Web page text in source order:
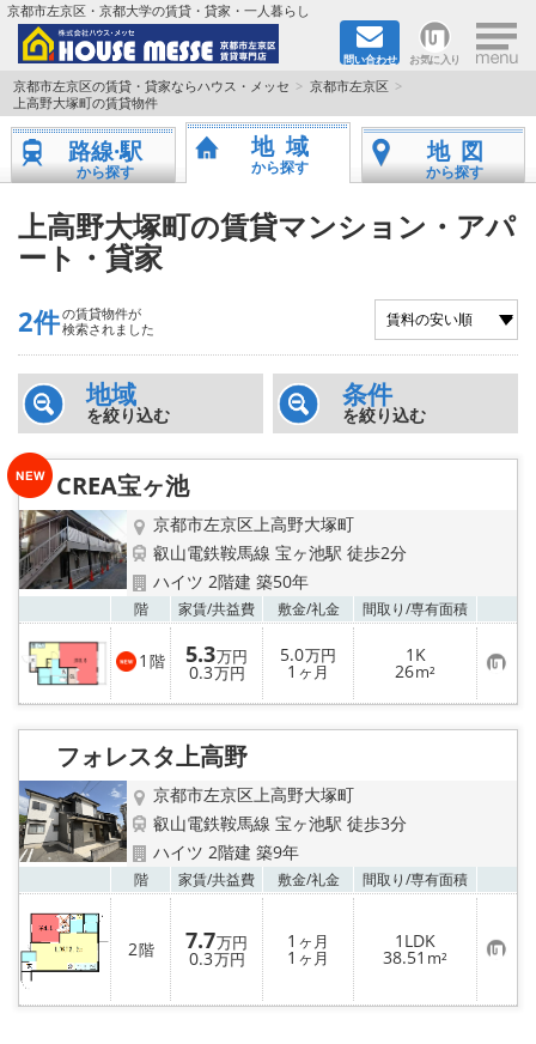
京都市左京区・京都大学の賃貸・貸家・一人暮らし
問い合わせ お気に入り ×
TOPページ
地図から検索
京都大学＆京都芸術大学生さんに
書類DL & 入居者さまへ
家族で住むならマンション？賃家？
一人暮らしの物件特集
ペット相談OKの賃貸！
特選物件
ハウスメーカー施工特集！
路線·駅から探す
スタッフ紹介
賃貸管理の北白川店
店舗情報·アクセス
会社概要
メールでお問い合わせ
京都市左京区の賃貸・貸家ならハウス・メッセ
京都市左京区
上高野大塚町の賃貸物件
路線·駅
から探す
地域
から探す
地図
から探す
上高野大塚町の賃貸マンション・アパ
ート・貸家
2件の賃貸物件が
検索されました
地域
を絞り込む
条件
を絞り込む
CREA宝ヶ池
京都市左京区上高野大塚町
叡山電鉄鞍馬線 宝ヶ池駅 徒歩2分
ハイツ 2階建 築50年
階 家賃/共益費 敷金/礼金 間取り/専有面積
1 階 5.3万円
0.3万円
5.0万円
1 ヶ月
1K
26m² お
気
に
り
フォレスタ上高野
京都市左京区上高野大塚町
叡山電鉄鞍馬線 宝ヶ池駅 徒歩3分
ハイツ 2階建 築9年
階 家賃/共益費 敷金/礼金 間取り/専有面積
2階 7.7万円
0.3万円
1 ヶ月
1 ヶ月
1LDK
38.51 m² お
気
に
入